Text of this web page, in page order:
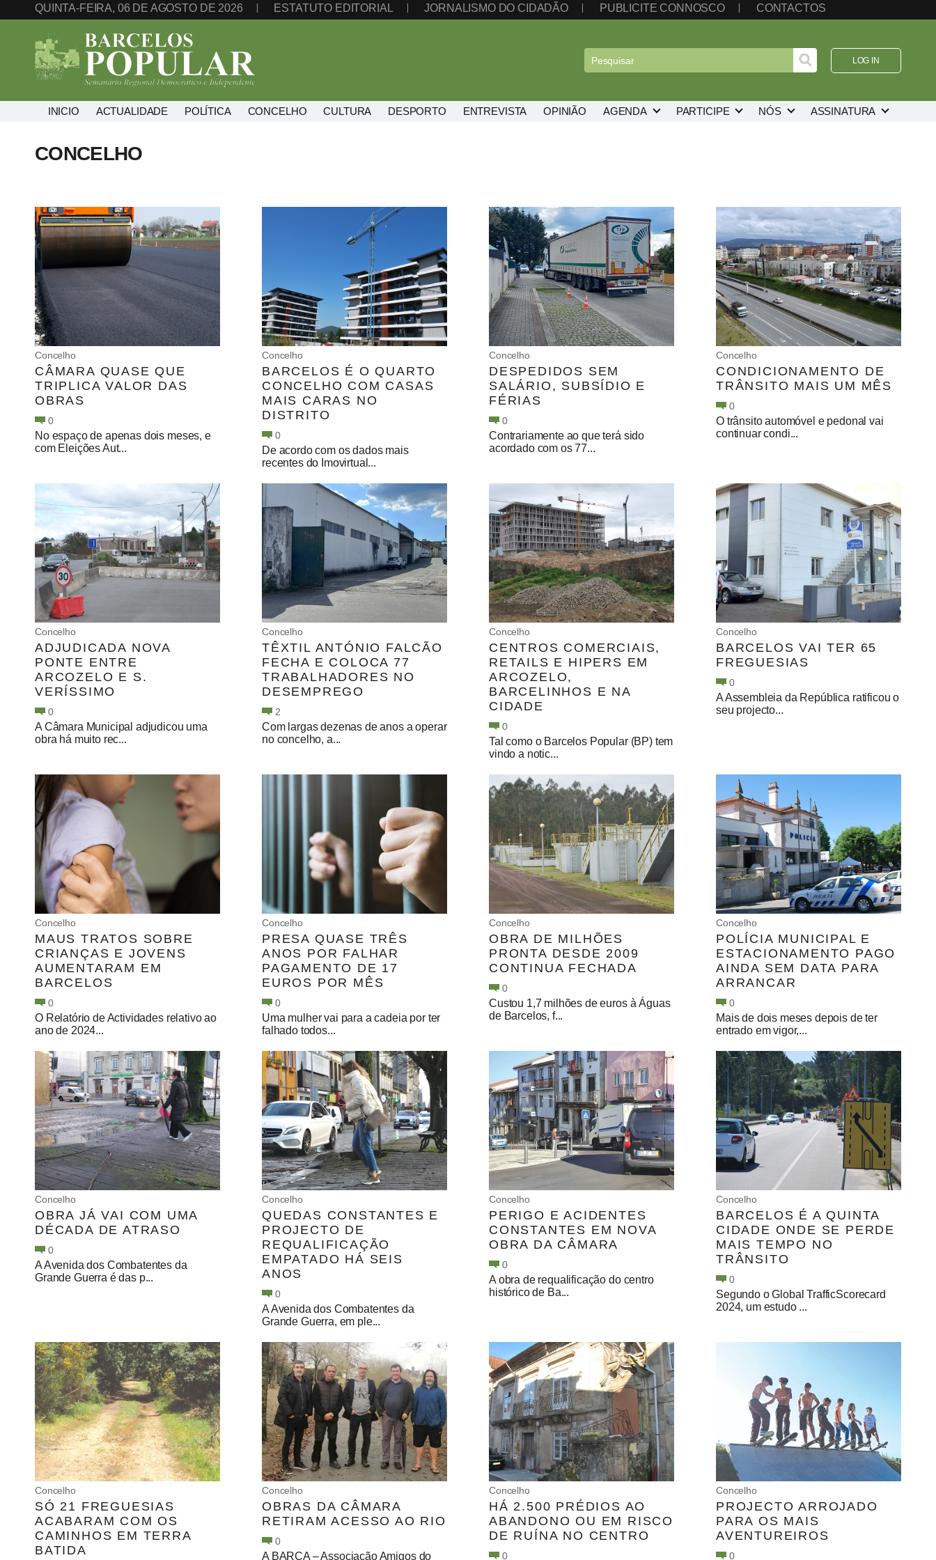
QUINTA-FEIRA, 06 DE AGOSTO DE 2026 ESTATUTO EDITORIAL JORNALISMO DO CIDADÃO PUBLICITE CONNOSCO CONTACTOS
LOG IN
INICIO ACTUALIDADE POLÍTICA CONCELHO CULTURA DESPORTO ENTREVISTA
OPINIÃO
CONCELHO
Concelho
CÂMARA QUASE QUE
TRIPLICA VALOR DAS
OBRAS
0
No espaço de apenas dois meses, e
com Eleições Aut...
Concelho
BARCELOS É O QUARTO
CONCELHO COM CASAS
MAIS CARAS NO
DISTRITO
0
De acordo com os dados mais
recentes do Imovirtual...
Concelho
DESPEDIDOS SEM
SALÁRIO, SUBSÍDIO E
FÉRIAS
0
Contrariamente ao que terá sido
acordado com os 77...
Concelho
CONDICIONAMENTO DE
TRÂNSITO MAIS UM MÊS
0
O trânsito automóvel e pedonal vai
continuar condi...
Concelho
ADJUDICADA NOVA
PONTE ENTRE
ARCOZELO E S.
VERÍSSIMO
0
A Câmara Municipal adjudicou uma
obra há muito rec...
Concelho
TÊXTIL ANTÓNIO FALCÃO
FECHA E COLOCA 77
TRABALHADORES NO
DESEMPREGO
2
Com largas dezenas de anos a operar
no concelho, a...
Concelho
CENTROS COMERCIAIS,
RETAILS E HIPERS EM
ARCOZELO,
BARCELINHOS E NA
CIDADE
0
Tal como o Barcelos Popular (BP) tem
vindo a notic...
Concelho
BARCELOS VAI TER 65
FREGUESIAS
0
A Assembleia da República ratificou o
seu projecto...
Concelho
MAUS TRATOS SOBRE
CRIANÇAS E JOVENS
AUMENTARAM EM
BARCELOS
0
O Relatório de Actividades relativo ao
ano de 2024...
Concelho
PRESA QUASE TRÊS
ANOS POR FALHAR
PAGAMENTO DE 17
EUROS POR MÊS
0
Uma mulher vai para a cadeia por ter
falhado todos...
Concelho
OBRA DE MILHÕES
PRONTA DESDE 2009
CONTINUA FECHADA
0
Custou 1,7 milhões de euros à Águas
de Barcelos, f...
Concelho
POLÍCIA MUNICIPAL E
ESTACIONAMENTO PAGO
AINDA SEM DATA PARA
ARRANCAR
0
Mais de dois meses depois de ter
entrado em vigor,...
Concelho
OBRA JÁ VAI COM UMA
DÉCADA DE ATRASO
0
A Avenida dos Combatentes da
Grande Guerra é das p...
Concelho
QUEDAS CONSTANTES E
PROJECTO DE
REQUALIFICAÇÃO
EMPATADO HÁ SEIS
ANOS
0
A Avenida dos Combatentes da
Grande Guerra, em ple...
Concelho
PERIGO E ACIDENTES
CONSTANTES EM NOVA
OBRA DA CÂMARA
0
A obra de requalificação do centro
histórico de Ba...
Concelho
BARCELOS É A QUINTA
CIDADE ONDE SE PERDE
MAIS TEMPO NO
TRÂNSITO
0
Segundo o Global TrafficScorecard
2024, um estudo ...
Concelho
SÓ 21 FREGUESIAS
ACABARAM COM OS
CAMINHOS EM TERRA
BATIDA
Concelho
OBRAS DA CÂMARA
RETIRAM ACESSO AO RIO
0
A BARCA – Associação Amigos do
Concelho
HÁ 2.500 PRÉDIOS AO
ABANDONO OU EM RISCO
DE RUÍNA NO CENTRO
0
Concelho
PROJECTO ARROJADO
PARA OS MAIS
AVENTUREIROS
0